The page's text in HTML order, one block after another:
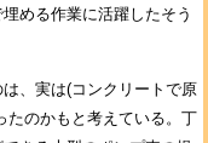
める作業に活躍したそう
、実は(コンクリートで原
たのかもと考えている。丁